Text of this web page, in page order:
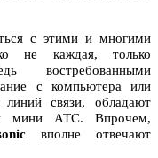
с этими и многими
не каждая, только
с компьютера или
линий связи, обладают
мини АТС. Впрочем,
вполне отвечают